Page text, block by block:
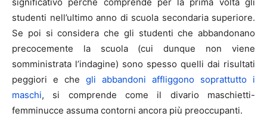
studenti nell’ultimo anno di scuola secondaria superiore.
Se poi si considera che gli studenti che abbandonano
precocemente la scuola (cui dunque non viene
somministrata l’indagine) sono spesso quelli dai risultati
peggiori e che gli abbandoni affliggono soprattutto i
maschi, si comprende come il divario maschietti-
femminucce assuma contorni ancora più preoccupanti.